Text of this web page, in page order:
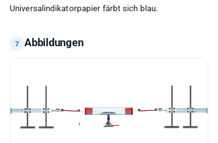
Universalindikatorpapier färbt sich blau.
Abbildungen